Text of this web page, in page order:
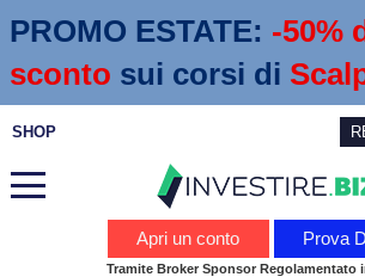
PROMO ESTATE: -50%
sconto sui corsi di
SHOP
Apri un conto Prova
Tramite Broker Sponsor Regolamentato